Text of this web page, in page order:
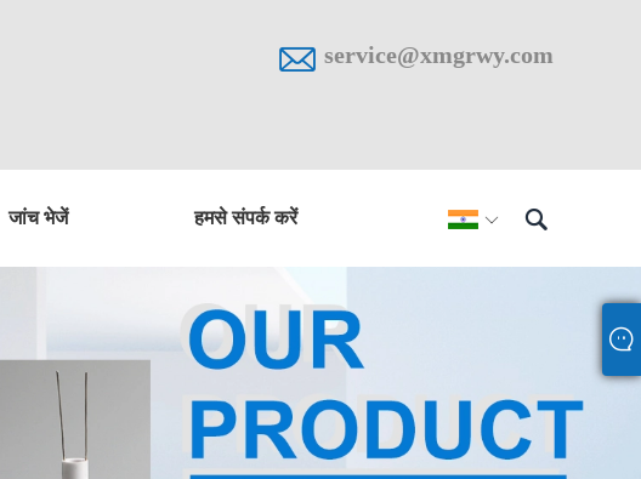
 service@xmgrwy.com
 
जांच भेजें हमसे संपर्क करें